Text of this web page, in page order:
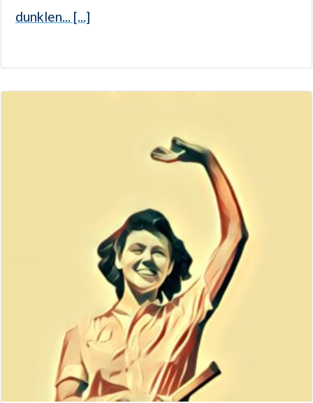
dunklen... [...]